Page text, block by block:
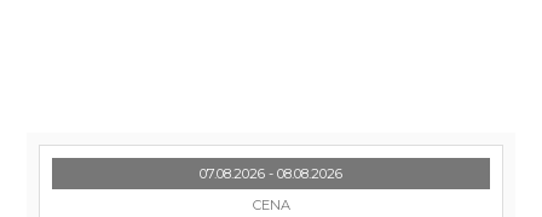
07.08.2026 - 08.08.2026
CENA